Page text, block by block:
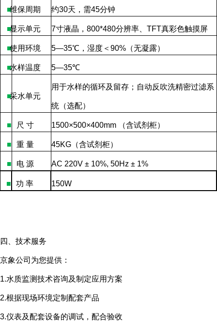
■维保周期 约30天，需45分钟
■显示单元 7寸液晶， 800*480分辨率、 TFT真彩色触摸屏
■使用环境 5—35℃，湿度＜ 90% （无凝露）
■水样温度 5—35℃
■采水单元
用于水样的循环及留存；自动反吹洗精密过滤系
统（选配）
■ 尺 寸 1500×500×400mm （含试剂柜）
■ 重 量 45KG （含试剂柜）
■ 电 源 AC 220V ± 10%, 50Hz ± 1%
■ 功 率 150W
四、技术服务
京象公司为您提供：
1.水质监测技术咨询及制定应用方案
2.根据现场环境定制配套产品
3.仪表及配套设备的调试，配合验收